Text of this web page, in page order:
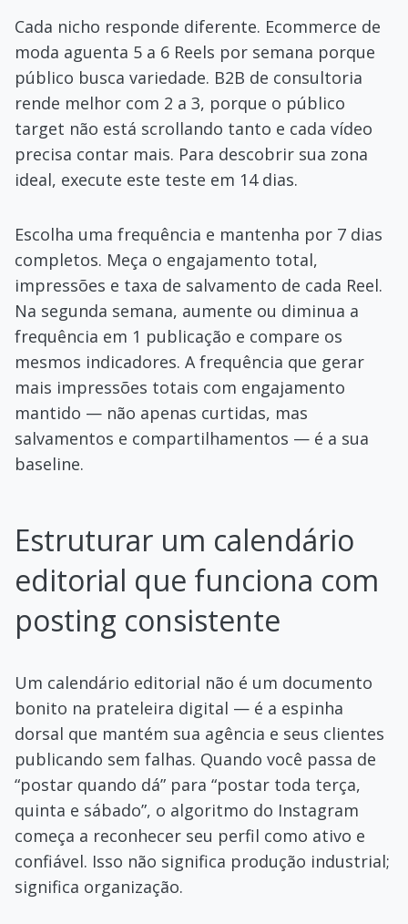
Cada nicho responde diferente. Ecommerce de
moda aguenta 5 a 6 Reels por semana porque
público busca variedade. B2B de consultoria
rende melhor com 2 a 3, porque o público
target não está scrollando tanto e cada vídeo
precisa contar mais. Para descobrir sua zona
ideal, execute este teste em 14 dias.
Escolha uma frequência e mantenha por 7 dias
completos. Meça o engajamento total,
impressões e taxa de salvamento de cada Reel.
Na segunda semana, aumente ou diminua a
frequência em 1 publicação e compare os
mesmos indicadores. A frequência que gerar
mais impressões totais com engajamento
mantido — não apenas curtidas, mas
salvamentos e compartilhamentos — é a sua
baseline.
Estruturar um calendário
editorial que funciona com
posting consistente
Um calendário editorial não é um documento
bonito na prateleira digital — é a espinha
dorsal que mantém sua agência e seus clientes
publicando sem falhas. Quando você passa de
“postar quando dá” para “postar toda terça,
quinta e sábado”, o algoritmo do Instagram
começa a reconhecer seu perfil como ativo e
confiável. Isso não significa produção industrial;
significa organização.